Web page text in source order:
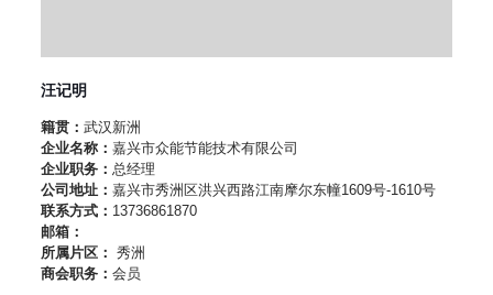
汪记明
籍贯： 武汉新洲
企业名称： 嘉兴市众能节能技术有限公司
企业职务： 总经理
公司地址： 嘉兴市秀洲区洪兴西路江南摩尔东幢1609号-1610号
联系方式： 13736861870
邮箱：
所属片区： 秀洲
商会职务： 会员